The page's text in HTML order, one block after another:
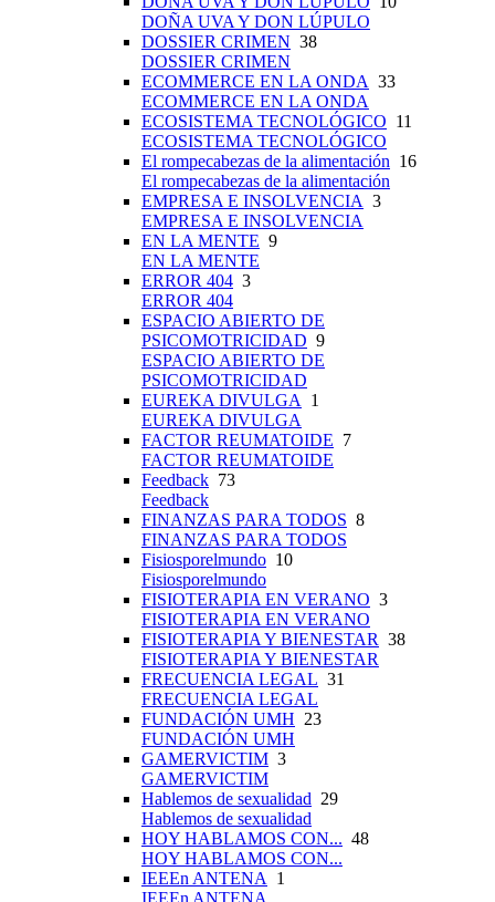
DOÑA UVA Y DON LÚPULO
DOSSIER CRIMEN 38
DOSSIER CRIMEN
ECOMMERCE EN LA ONDA 33
ECOMMERCE EN LA ONDA
ECOSISTEMA TECNOLÓGICO 11
ECOSISTEMA TECNOLÓGICO
El rompecabezas de la alimentación 16
El rompecabezas de la alimentación
EMPRESA E INSOLVENCIA 3
EMPRESA E INSOLVENCIA
EN LA MENTE 9
EN LA MENTE
ERROR 404 3
ERROR 404
ESPACIO ABIERTO DE
PSICOMOTRICIDAD 9
ESPACIO ABIERTO DE
PSICOMOTRICIDAD
EUREKA DIVULGA 1
EUREKA DIVULGA
FACTOR REUMATOIDE 7
FACTOR REUMATOIDE
Feedback 73
Feedback
FINANZAS PARA TODOS 8
FINANZAS PARA TODOS
Fisiosporelmundo 10
Fisiosporelmundo
FISIOTERAPIA EN VERANO 3
FISIOTERAPIA EN VERANO
FISIOTERAPIA Y BIENESTAR 38
FISIOTERAPIA Y BIENESTAR
FRECUENCIA LEGAL 31
FRECUENCIA LEGAL
FUNDACIÓN UMH 23
FUNDACIÓN UMH
GAMERVICTIM 3
GAMERVICTIM
Hablemos de sexualidad 29
Hablemos de sexualidad
HOY HABLAMOS CON... 48
HOY HABLAMOS CON...
IEEEn ANTENA 1